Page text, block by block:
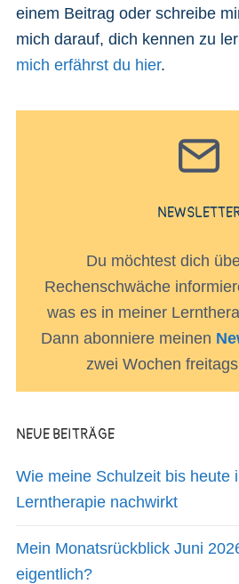
einem Beitrag oder schreibe
mich darauf, dich kennen zu
mich erfährst du hier.
Du möchtest dich
Rechenschwäche
was es in meiner
Dann abonniere meinen
zwei Wochen
NEUE BEITRÄGE
Wie meine Schulzeit bis heute
Lerntherapie nachwirkt
Mein Monatsrückblick Juni
eigentlich?